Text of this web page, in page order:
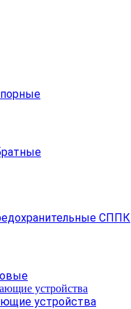
СППК
устройства